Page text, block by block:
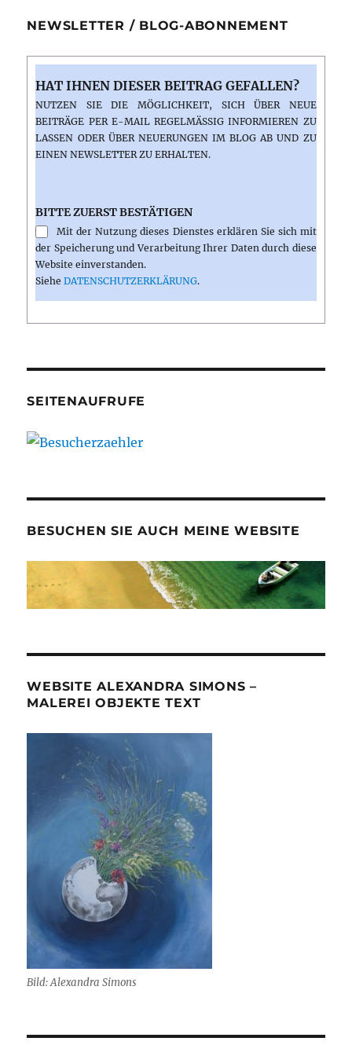
NEWSLETTER / BLOG-ABONNEMENT
HAT IHNEN DIESER BEITRAG GEFALLEN?
NUTZEN SIE DIE MÖGLICHKEIT, SICH ÜBER NEUE
BEITRÄGE PER E-MAIL REGELMÄSSIG INFORMIEREN ZU L
ASSEN ODER ÜBER NEUERUNGEN IM BLOG AB UND ZU E
INEN NEWSLETTER ZU ERHALTEN.
BITTE ZUERST BESTÄTIGEN
Mit der Nutzung dieses Dienstes erklären Sie sich mit
der Speicherung und Verarbeitung Ihrer Daten durch diese
Website einverstanden.
SieheDATENSCHUTZERKLÄRUNG.
SEITENAUFRUFE
BESUCHEN SIE AUCH MEINE WEBSITE
WEBSITE ALEXANDRA SIMONS –
MALEREI OBJEKTE TEXT
Bild: Alexandra Simons